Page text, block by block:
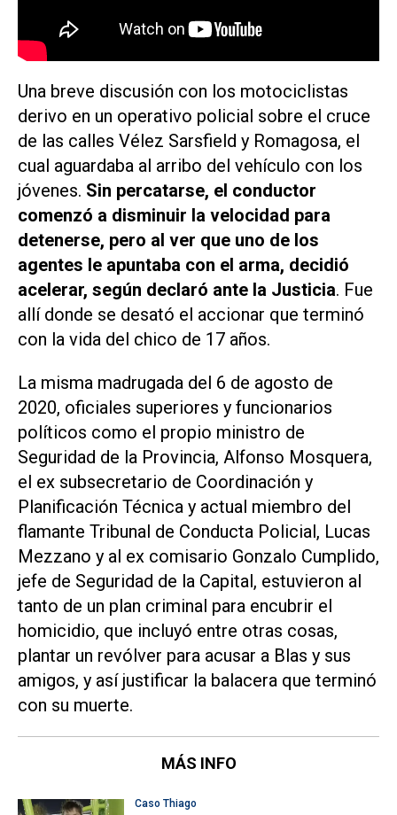
Una breve discusión con los motociclistas
derivo en un operativo policial sobre el cruce
de las calles Vélez Sarsfield y Romagosa, el
cual aguardaba al arribo del vehículo con los
jóvenes. Sin percatarse, el conductor
comenzó a disminuir la velocidad para
detenerse, pero al ver que uno de los
agentes le apuntaba con el arma, decidió
acelerar, según declaró ante la Justicia. Fue
allí donde se desató el accionar que terminó
con la vida del chico de 17 años.
La misma madrugada del 6 de agosto de
2020, oficiales superiores y funcionarios
políticos como el propio ministro de
Seguridad de la Provincia, Alfonso Mosquera,
el ex subsecretario de Coordinación y
Planificación Técnica y actual miembro del
flamante Tribunal de Conducta Policial, Lucas
Mezzano y al ex comisario Gonzalo Cumplido,
jefe de Seguridad de la Capital, estuvieron al
tanto de un plan criminal para encubrir el
homicidio, que incluyó entre otras cosas,
plantar un revólver para acusar a Blas y sus
amigos, y así justificar la balacera que terminó
con su muerte.
MÁS INFO
Caso Thiago